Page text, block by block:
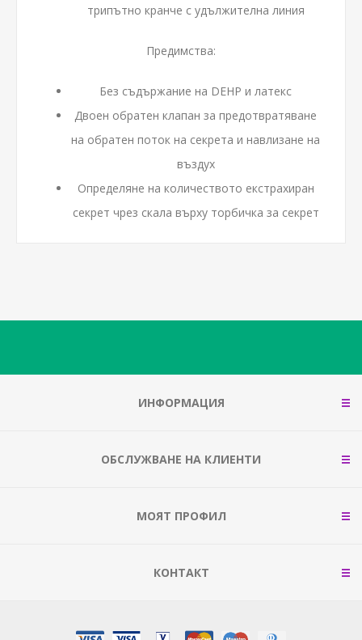
трипътно кранче с удължителна линия
Предимства:
Без съдържание на DEHP и латекс
Двоен обратен клапан за предотвратяване
на обратен поток на секрета и навлизане на
въздух
Определяне на количеството екстрахиран
секрет чрез скала върху торбичка за секрет
ИНФОРМАЦИЯ
ОБСЛУЖВАНЕ НА КЛИЕНТИ
МОЯТ ПРОФИЛ
КОНТАКТ